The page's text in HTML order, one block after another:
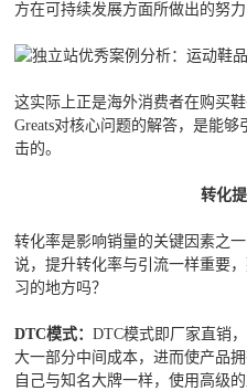
方在可持续发展方面所做出的努力
这实际上正是海外消费者在购买
Greats对核心问题的解答，是能
击的。
转化
转化率是影响销量的关键因素之
说，提升转化率与引流一样重要
习的地方吗？
DTC模式：DTC模式即厂家直销
大一部分中间成本，进而使产品
自己与知名大牌一样，使用高级